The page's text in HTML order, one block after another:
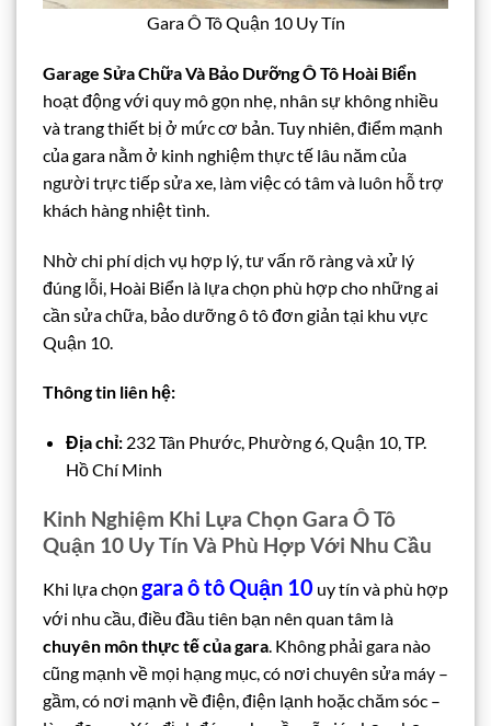
Gara Ô Tô Quận 10 Uy Tín
Garage Sửa Chữa Và Bảo Dưỡng Ô Tô Hoài Biển
hoạt động với quy mô gọn nhẹ, nhân sự không nhiều
và trang thiết bị ở mức cơ bản. Tuy nhiên, điểm mạnh
của gara nằm ở kinh nghiệm thực tế lâu năm của
người trực tiếp sửa xe, làm việc có tâm và luôn hỗ trợ
khách hàng nhiệt tình.
Nhờ chi phí dịch vụ hợp lý, tư vấn rõ ràng và xử lý
đúng lỗi, Hoài Biển là lựa chọn phù hợp cho những ai
cần sửa chữa, bảo dưỡng ô tô đơn giản tại khu vực
Quận 10.
Thông tin liên hệ:
Địa chỉ:232 Tân Phước, Phường 6, Quận 10, TP.
Hồ Chí Minh
Kinh Nghiệm Khi Lựa Chọn Gara Ô Tô
Quận 10 Uy Tín Và Phù Hợp Với Nhu Cầu
Khi lựa chọn gara ô tô Quận 10 uy tín và phù hợp
với nhu cầu, điều đầu tiên bạn nên quan tâm là
chuyên môn thực tế của gara . Không phải gara nào
cũng mạnh về mọi hạng mục, có nơi chuyên sửa máy –
gầm, có nơi mạnh về điện, điện lạnh hoặc chăm sóc –